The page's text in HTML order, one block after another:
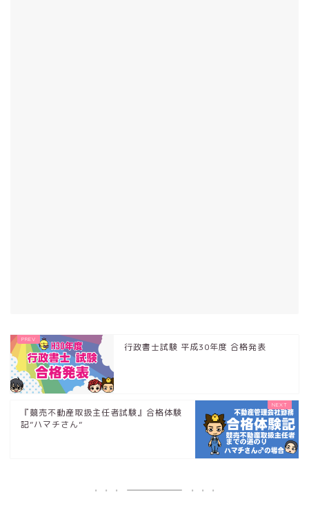
行政書士試験 平成30年度 合格発表
『競売不動産取扱主任者試験』合格体験
記”ハマチさん”